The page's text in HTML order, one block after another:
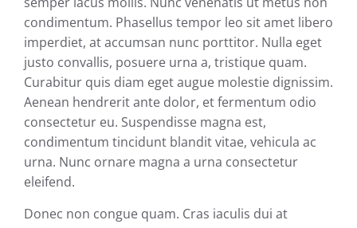
condimentum. Phasellus tempor leo sit amet libero
imperdiet, at accumsan nunc porttitor. Nulla eget
justo convallis, posuere urna a, tristique quam.
Curabitur quis diam eget augue molestie dignissim.
Aenean hendrerit ante dolor, et fermentum odio
consectetur eu. Suspendisse magna est,
condimentum tincidunt blandit vitae, vehicula ac
urna. Nunc ornare magna a urna consectetur
eleifend.
Donec non congue quam. Cras iaculis dui at